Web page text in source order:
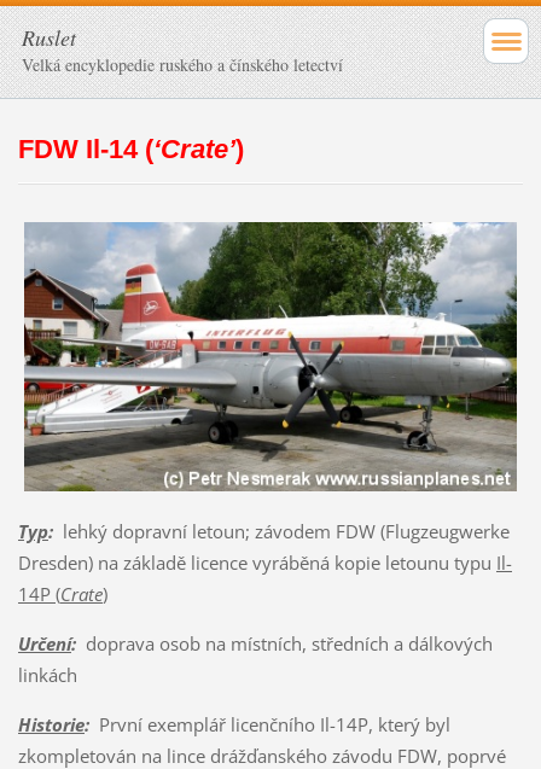
Ruslet
Velká encyklopedie ruského a čínského letectví
FDW Il-14 (‘Crate’)
Typ:lehký dopravní letoun; závodem FDW (Flugzeugwerke
Dresden) na základě licence vyráběná kopie letounu typu Il-
14P (Crate)
Určení:doprava osob na místních, středních a dálkových
linkách
Historie:První exemplář licenčního Il-14P, který byl
zkompletován na lince drážďanského závodu FDW, poprvé